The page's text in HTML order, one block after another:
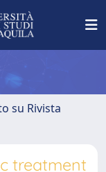
su Rivista
treatment